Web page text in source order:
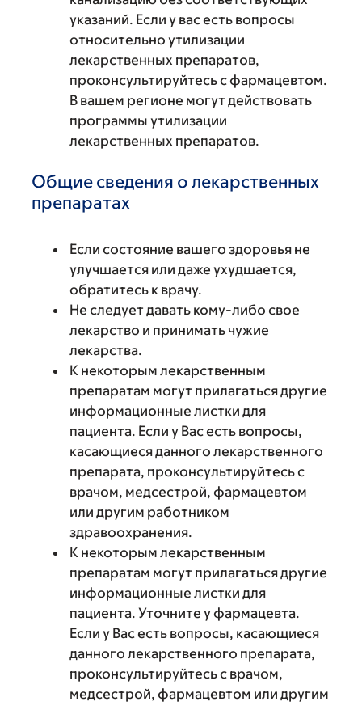
указаний. Если у вас есть вопросы
относительно утилизации
лекарственных препаратов,
проконсультируйтесь с фармацевтом.
В вашем регионе могут действовать
программы утилизации
лекарственных препаратов.
Общие сведения о лекарственных
препаратах
Если состояние вашего здоровья не
улучшается или даже ухудшается,
обратитесь к врачу.
Не следует давать кому-либо свое
лекарство и принимать чужие
лекарства.
К некоторым лекарственным
препаратам могут прилагаться другие
информационные листки для
пациента. Если у Вас есть вопросы,
касающиеся данного лекарственного
препарата, проконсультируйтесь с
врачом, медсестрой, фармацевтом
или другим работником
здравоохранения.
К некоторым лекарственным
препаратам могут прилагаться другие
информационные листки для
пациента. Уточните у фармацевта.
Если у Вас есть вопросы, касающиеся
данного лекарственного препарата,
проконсультируйтесь с врачом,
медсестрой, фармацевтом или другим